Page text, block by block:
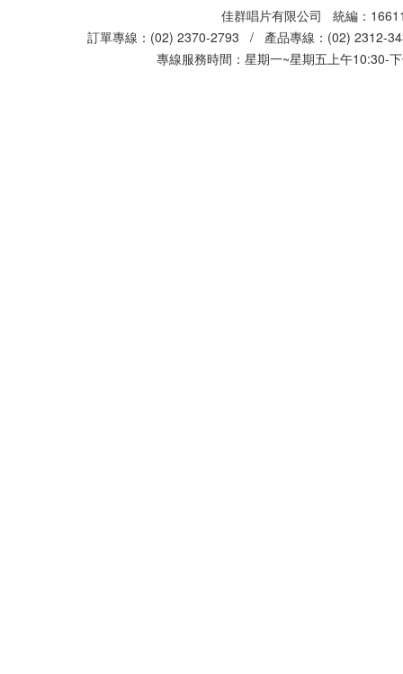
佳群唱片有限公司 統編：
訂單專線：(02) 2370-2793 / 產品專線：(02)
專線服務時間：星期一~星期五上午10:30-